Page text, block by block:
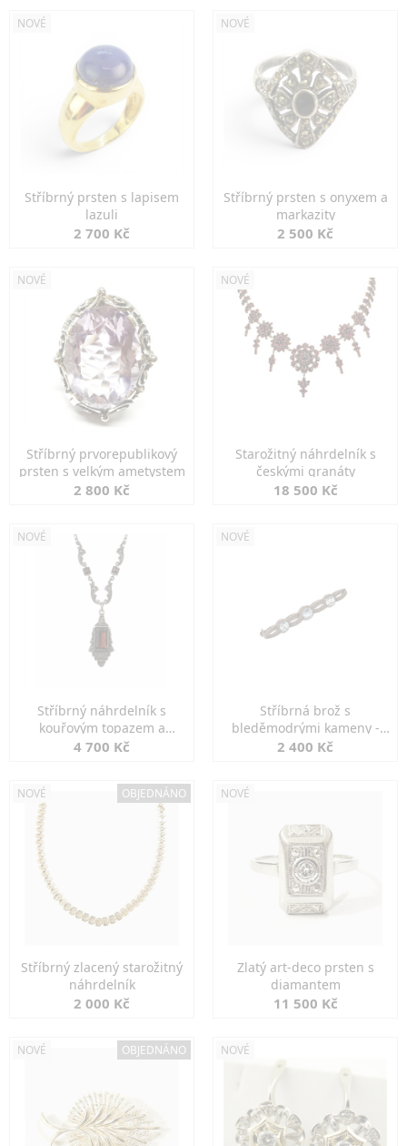
NOVÉ
Stříbrný prsten s lapisem
lazuli
2 700 Kč
NOVÉ
Stříbrný prsten s onyxem a
markazity
2 500 Kč
NOVÉ
Stříbrný prvorepublikový
prsten s velkým ametystem
2 800 Kč
NOVÉ
Starožitný náhrdelník s
českými granáty
18 500 Kč
NOVÉ
Stříbrný náhrdelník s
kouřovým topazem a
markazity
4 700 Kč
NOVÉ
Stříbrná brož s
bleděmodrými kameny -
jemná elegance
2 400 Kč
NOVÉ OBJEDNÁNO
Stříbrný zlacený starožitný
náhrdelník
2 000 Kč
NOVÉ
Zlatý art-deco prsten s
diamantem
11 500 Kč
NOVÉ OBJEDNÁNO NOVÉ